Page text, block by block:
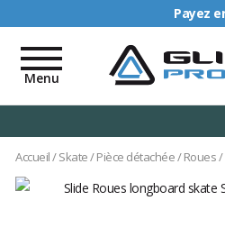
Toggle
navigation
Menu
Accueil/Skate/Pièce détachée/Roues/